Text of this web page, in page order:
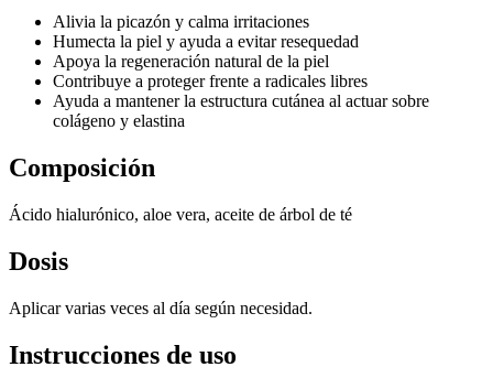
Alivia la picazón y calma irritaciones
Humecta la piel y ayuda a evitar resequedad
Apoya la regeneración natural de la piel
Contribuye a proteger frente a radicales libres
Ayuda a mantener la estructura cutánea al actuar sobre
colágeno y elastina
Composición
Ácido hialurónico, aloe vera, aceite de árbol de té
Dosis
Aplicar varias veces al día según necesidad.
Instrucciones de uso